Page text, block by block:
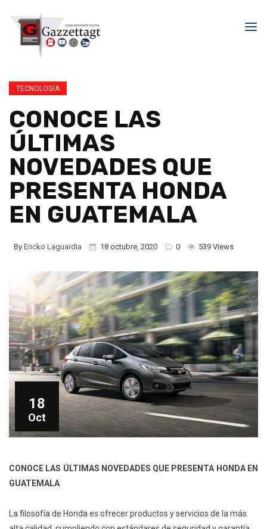
TECNOLOGÍA
CONOCE LAS
ÚLTIMAS
NOVEDADES QUE
PRESENTA HONDA
EN GUATEMALA
By Ericko Laguardia 18 octubre, 2020 0 539 Views
18
Oct
CONOCE LAS ÚLTIMAS NOVEDADES QUE PRESENTA HONDA EN
GUATEMALA
La filosofía de Honda es ofrecer productos y servicios de la más